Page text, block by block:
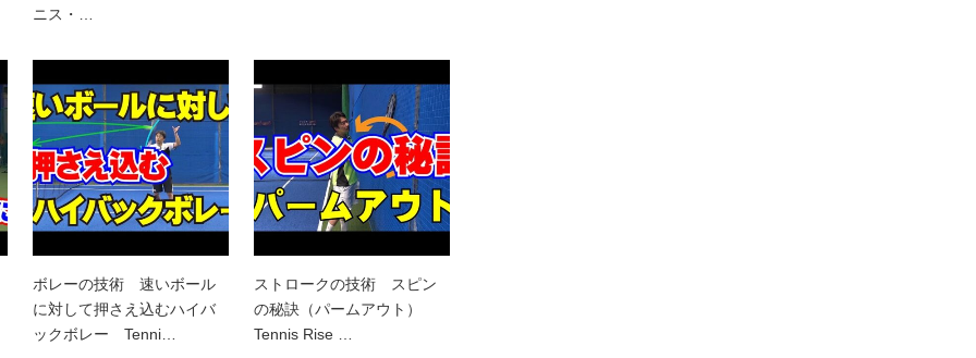
ニス・…
ボレーの技術 速いボール
に対して押さえ込むハイバ
ックボレー Tenni…
ストロークの技術 スピン
の秘訣（パームアウト）
Tennis Rise …